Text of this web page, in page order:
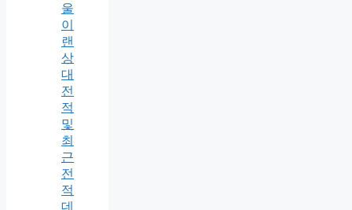
울
이
랜
상
대
전
적
및
최
근
전
적
데